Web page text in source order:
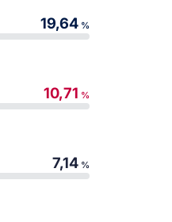
19,64 %
10,71 %
7,14 %